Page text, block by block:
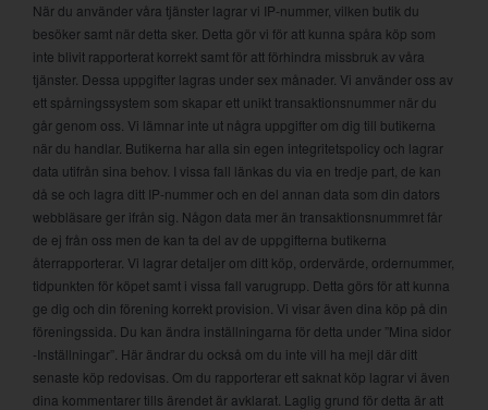
När du använder våra tjänster lagrar vi IP-nummer, vilken butik du
besöker samt när detta sker. Detta gör vi för att kunna spåra köp som
inte blivit rapporterat korrekt samt för att förhindra missbruk av våra
tjänster. Dessa uppgifter lagras under sex månader. Vi använder oss av
ett spårningssystem som skapar ett unikt transaktionsnummer när du
går genom oss. Vi lämnar inte ut några uppgifter om dig till butikerna
när du handlar. Butikerna har alla sin egen integritetspolicy och lagrar
data utifrån sina behov. I vissa fall länkas du via en tredje part, de kan
då se och lagra ditt IP-nummer och en del annan data som din dators
webbläsare ger ifrån sig. Någon data mer än transaktionsnummret får
de ej från oss men de kan ta del av de uppgifterna butikerna
återrapporterar. Vi lagrar detaljer om ditt köp, ordervärde, ordernummer,
tidpunkten för köpet samt i vissa fall varugrupp. Detta görs för att kunna
ge dig och din förening korrekt provision. Vi visar även dina köp på din
föreningssida. Du kan ändra inställningarna för detta under ”Mina sidor
-Inställningar”. Här ändrar du också om du inte vill ha mejl där ditt
senaste köp redovisas. Om du rapporterar ett saknat köp lagrar vi även
dina kommentarer tills ärendet är avklarat. Laglig grund för detta är att